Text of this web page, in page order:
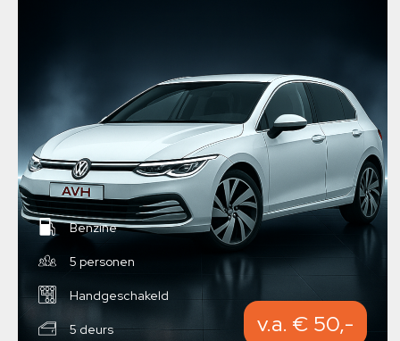
Benzine
5 personen
Handgeschakeld
5 deurs v.a. € 50,-